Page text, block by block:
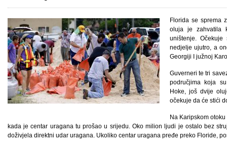
Florida se sprema
oluja je zahvatila
uništenje.
nedjelje ujutro, a
Georgiji I južnoj
Guverneri te tri
područjima koja
Hoke, još dvije
očekuje da će stići
Na Karipskom
kada je centar uragana tu prošao u srijedu. Oko milion ljudi je ostalo bez
doživjela direktni udar uragana. Ukoliko centar uragana pređe preko Floride,